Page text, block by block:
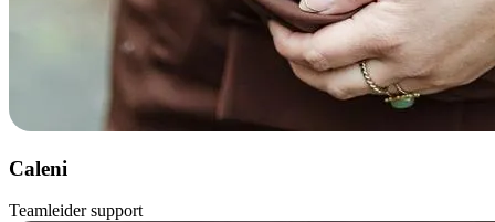
Caleni
Teamleider support